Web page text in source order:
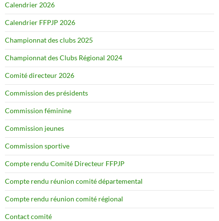
Calendrier 2026
Calendrier FFPJP 2026
Championnat des clubs 2025
Championnat des Clubs Régional 2024
Comité directeur 2026
Commission des présidents
Commission féminine
Commission jeunes
Commission sportive
Compte rendu Comité Directeur FFPJP
Compte rendu réunion comité départemental
Compte rendu réunion comité régional
Contact comité